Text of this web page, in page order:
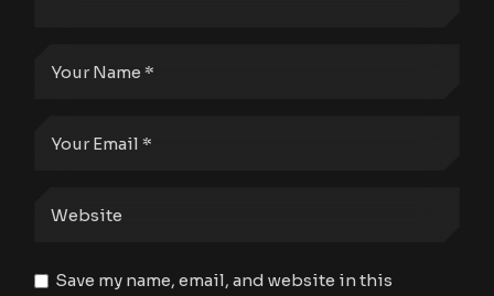
Save my name, email, and website in this